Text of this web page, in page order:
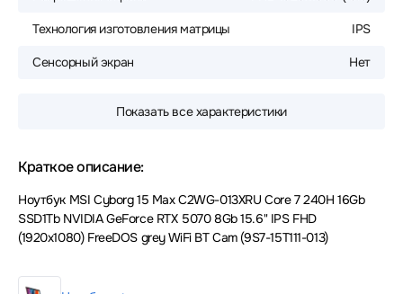
Технология изготовления матрицы IPS
Сенсорный экран Нет
Показать все характеристики
Краткое описание:
Ноутбук MSI Cyborg 15 Max C2WG-013XRU Core 7 240H 16Gb
SSD1Tb NVIDIA GeForce RTX 5070 8Gb 15.6" IPS FHD
(1920x1080) FreeDOS grey WiFi BT Cam (9S7-15T111-013)